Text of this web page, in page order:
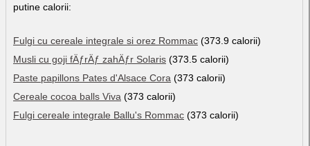
putine calorii:
Fulgi cu cereale integrale si orez Rommac (373.9 calorii)
Musli cu goji fÄƒrÄƒ zahÄƒr Solaris (373.5 calorii)
Paste papillons Pates d'Alsace Cora (373 calorii)
Cereale cocoa balls Viva (373 calorii)
Fulgi cereale integrale Ballu's Rommac (373 calorii)